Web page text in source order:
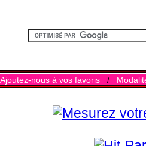
Ajoutez-nous à vos favoris/